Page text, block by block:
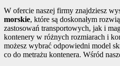
W ofercie naszej firmy znajdziesz
morskie, które są doskonałym
zastosowań transportowych, jak i
kontenery w różnych rozmiarach i
możesz wybrać odpowiedni model
co do metrażu kontenera. Wśród